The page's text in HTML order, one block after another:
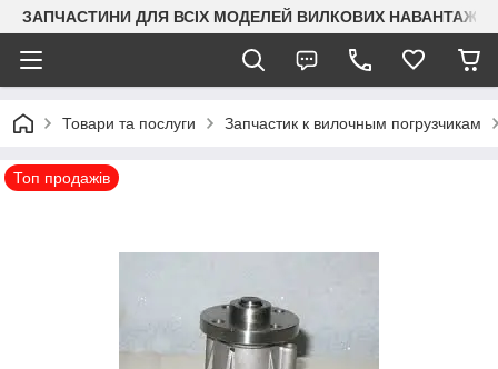
ЗАПЧАСТИНИ ДЛЯ ВСІХ МОДЕЛЕЙ ВИЛКОВИХ
Товари та послуги Запчастик к вилочным погрузчикам
Топ продажів